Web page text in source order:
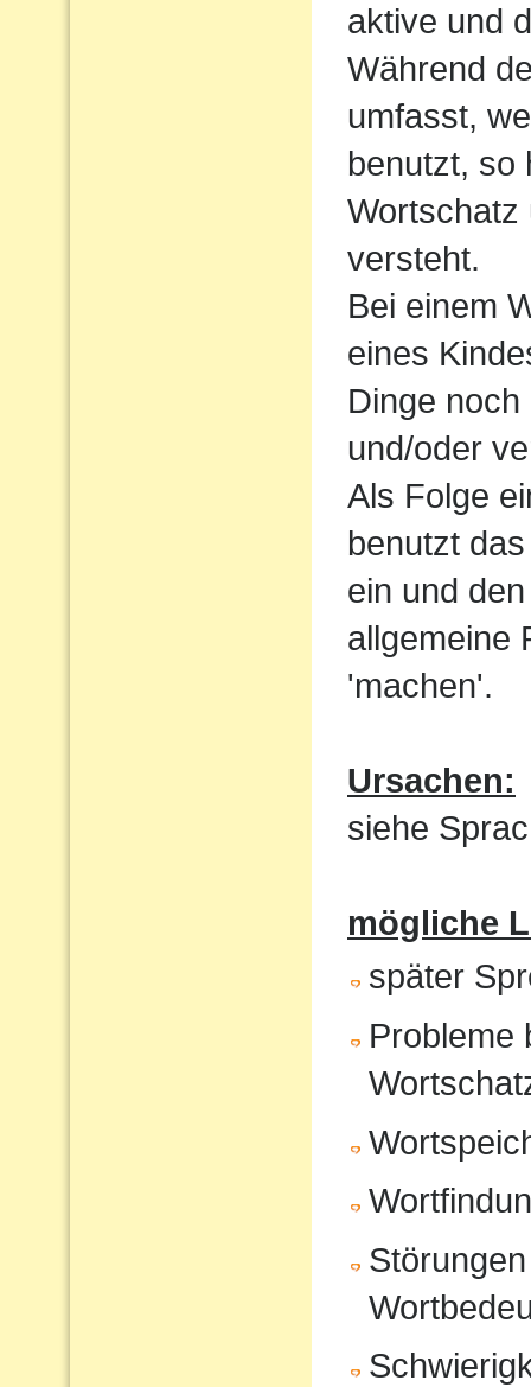
aktive und
Während
umfasst,
benutzt, so
Wortschatz
versteht.
Bei einem
eines
Dinge
und/oder
Als Folge
benutzt
ein und
allgemeine
'machen'.
Ursachen:
siehe
mögliche
später
Probleme